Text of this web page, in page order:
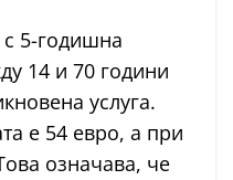
5-годишна
14 и 70 години
услуга.
е 54 евро, а при
означава, че